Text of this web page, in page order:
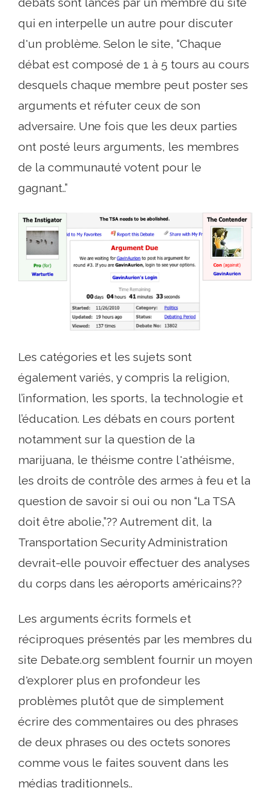
débats sont lancés par un membre du site
qui en interpelle un autre pour discuter
d'un problème. Selon le site, “Chaque
débat est composé de 1 à 5 tours au cours
desquels chaque membre peut poster ses
arguments et réfuter ceux de son
adversaire. Une fois que les deux parties
ont posté leurs arguments, les membres
de la communauté votent pour le
gagnant..”
Les catégories et les sujets sont
également variés, y compris la religion,
l’information, les sports, la technologie et
l’éducation. Les débats en cours portent
notamment sur la question de la
marijuana, le théisme contre l'athéisme,
les droits de contrôle des armes à feu et la
question de savoir si oui ou non “La TSA
doit être abolie,”?? Autrement dit, la
Transportation Security Administration
devrait-elle pouvoir effectuer des analyses
du corps dans les aéroports américains??
Les arguments écrits formels et
réciproques présentés par les membres du
site Debate.org semblent fournir un moyen
d'explorer plus en profondeur les
problèmes plutôt que de simplement
écrire des commentaires ou des phrases
de deux phrases ou des octets sonores
comme vous le faites souvent dans les
médias traditionnels..